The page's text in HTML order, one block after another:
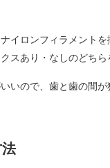
イロンフィラメント
スあり・なしのどち
いので、歯と歯の間